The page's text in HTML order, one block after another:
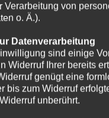
Verarbeitung von
o. Ä.).
Datenverarbeitung
sind einige
Widerruf Ihrer bereits
genügt eine
bis zum Widerruf
unberührt.